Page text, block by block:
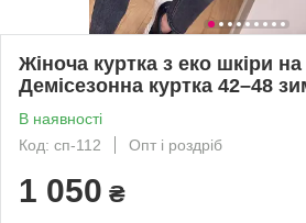
Жіноча куртка з еко шкіри на
Демісезонна куртка 42–48
В наявності
Код: сп-112
Опт і роздріб
1 050 ₴